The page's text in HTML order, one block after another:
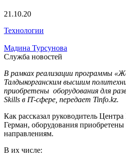
21.10.20
Технологии
Мадина Турсунова
Служба новостей
В рамках реализации программы
Талдыкорганским высшим
приобретены оборудования для
Skills в IT-сфере, передает Tinfo.kz.
Как рассказал руководитель
Герман, оборудования
направлениям.
В их числе: